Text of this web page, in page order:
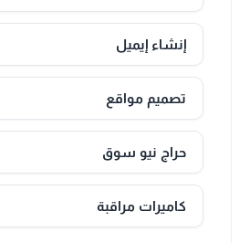
إنشاء إيميل
تصميم مواقع
حراج نيو سوق
كاميرات مراقبة